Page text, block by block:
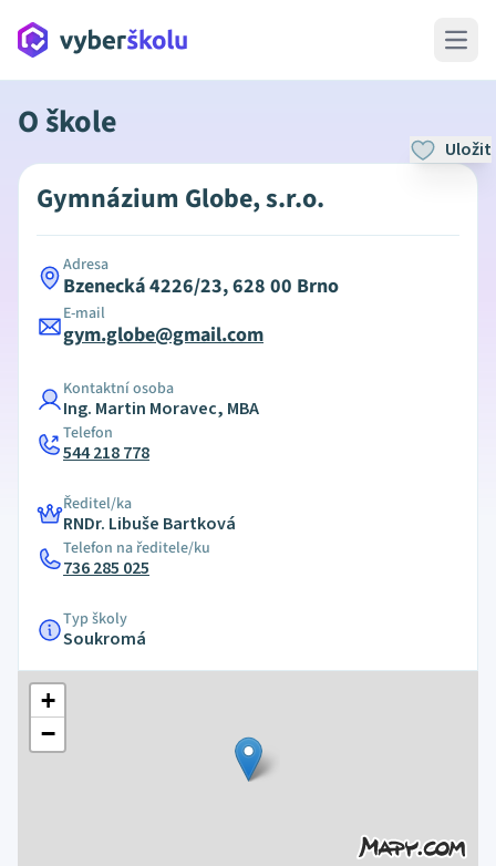
Open
O škole
Uložit
Gymnázium Globe, s.r.o.
Adresa
Bzenecká 4226/23, 628 00 Brno
E-mail
gym.globe@gmail.com
Kontaktní osoba
Ing. Martin Moravec, MBA
Telefon
544 218 778
Ředitel/ka
RNDr. Libuše Bartková
Telefon na ředitele/ku
736 285 025
Typ školy
Soukromá
+
−